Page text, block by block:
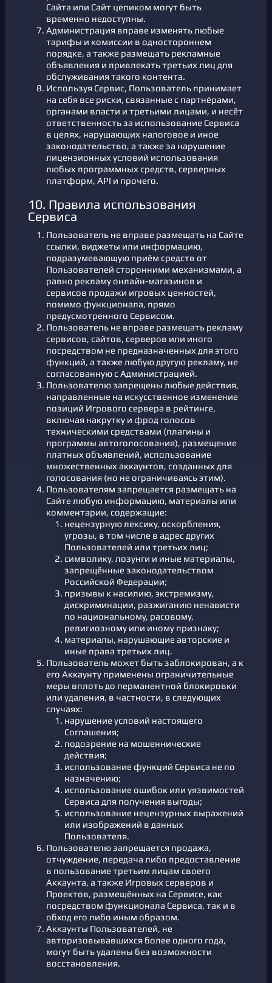
Сайта или Сайт целиком могут быть
временно недоступны.
Администрация вправе изменять любые
тарифы и комиссии в одностороннем
порядке, а также размещать рекламные
объявления и привлекать третьих лиц для
обслуживания такого контента.
Используя Сервис, Пользователь принимает
на себя все риски, связанные с партнёрами,
органами власти и третьими лицами, и несёт
ответственность за использование Сервиса
в целях, нарушающих налоговое и иное
законодательство, а также за нарушение
лицензионных условий использования
любых программных средств, серверных
платформ, API и прочего.
10. Правила использования
Сервиса
Пользователь не вправе размещать на Сайте
ссылки, виджеты или информацию,
подразумевающую приём средств от
Пользователей сторонними механизмами, а
равно рекламу онлайн-магазинов и
сервисов продажи игровых ценностей,
помимо функционала, прямо
предусмотренного Сервисом.
Пользователь не вправе размещать рекламу
сервисов, сайтов, серверов или иного
посредством не предназначенных для этого
функций, а также любую другую рекламу, не
согласованную с Администрацией.
Пользователю запрещены любые действия,
направленные на искусственное изменение
позиций Игрового сервера в рейтинге,
включая накрутку и фрод голосов
техническими средствами (плагины и
программы автоголосования), размещение
платных объявлений, использование
множественных аккаунтов, созданных для
голосования (но не ограничиваясь этим).
Пользователям запрещается размещать на
Сайте любую информацию, материалы или
комментарии, содержащие:
нецензурную лексику, оскорбления,
угрозы, в том числе в адрес других
Пользователей или третьих лиц;
символику, лозунги и иные материалы,
запрещённые законодательством
Российской Федерации;
призывы к насилию, экстремизму,
дискриминации, разжиганию ненависти
по национальному, расовому,
религиозному или иному признаку;
материалы, нарушающие авторские и
иные права третьих лиц.
Пользователь может быть заблокирован, а к
его Аккаунту применены ограничительные
меры вплоть до перманентной блокировки
или удаления, в частности, в следующих
случаях:
нарушение условий настоящего
Соглашения;
подозрение на мошеннические
действия;
использование функций Сервиса не по
назначению;
использование ошибок или уязвимостей
Сервиса для получения выгоды;
использование нецензурных выражений
или изображений в данных
Пользователя.
Пользователю запрещается продажа,
отчуждение, передача либо предоставление
в пользование третьим лицам своего
Аккаунта, а также Игровых серверов и
Проектов, размещённых на Сервисе, как
посредством функционала Сервиса, так и в
обход его либо иным образом.
Аккаунты Пользователей, не
авторизовывавшихся более одного года,
могут быть удалены без возможности
восстановления.